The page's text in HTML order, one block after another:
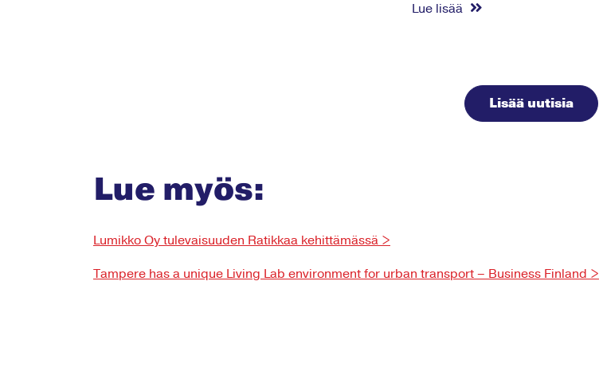
Lue lisää
Lisää uutisia
Lue myös:
Lumikko Oy tulevaisuuden Ratikkaa kehittämässä >
Tampere has a unique Living Lab environment for urban transport – Business Finland >